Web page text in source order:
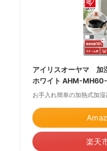
アイリスオーヤマ 加
ホワイト AHM-
お手入れ簡単の加熱式加湿
楽天